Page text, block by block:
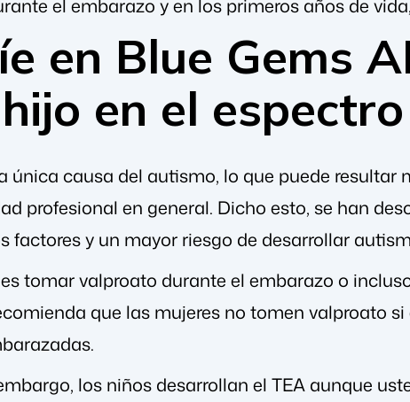
en Blue Gems
en el
única causa del autismo, lo que puede
profesional en general. Dicho esto, se han
factores y un mayor riesgo de desarrollar
tomar valproato durante el embarazo o
que las mujeres no tomen valproato
los niños desarrollan el TEA aunque